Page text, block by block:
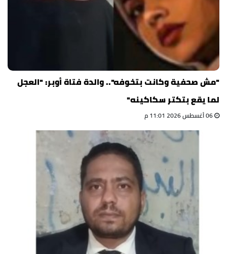
"مش صحفية وكانت بتخوفه".. والدة فتاة أوبر: "العجل
لما يقع بتكتر سكاكينه"